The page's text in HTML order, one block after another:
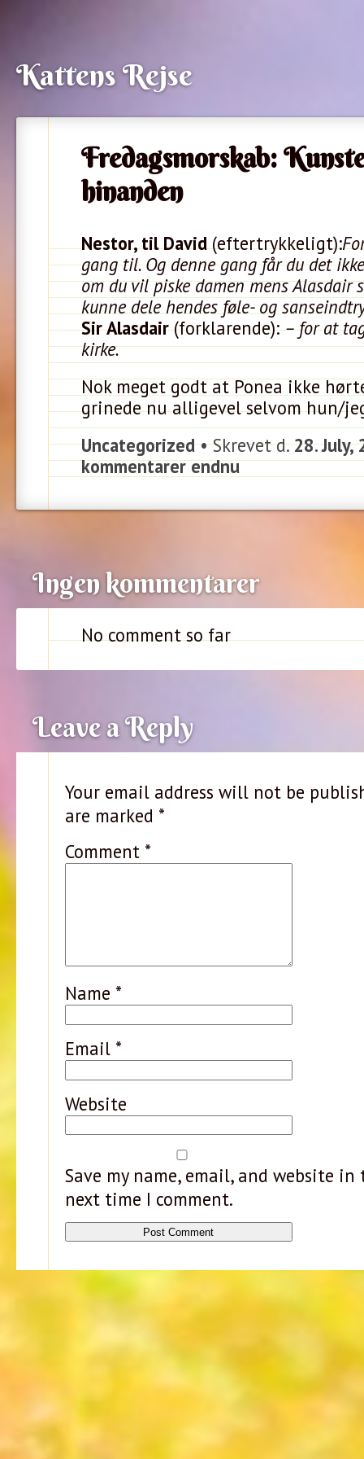
Kattens Rejse
Fredagsmorskab:
hinanden
Nestor, til David(eftertrykkeligt):
gang til. Og denne gang får du det
om du vil piske damen mens Alasdair
kunne dele hendes føle- og
Sir Alasdair(forklarende):– for at
kirke.
Nok meget godt at Ponea ikke
grinede nu alligevel selvom hun/
Uncategorized• Skrevet d.28. July,
kommentarer endnu
Ingen kommentarer
No comment so far
Leave a Reply
Your email address will not be
are marked *
Comment *
Name *
Email *
Website
Save my name, email, and website
next time I comment.